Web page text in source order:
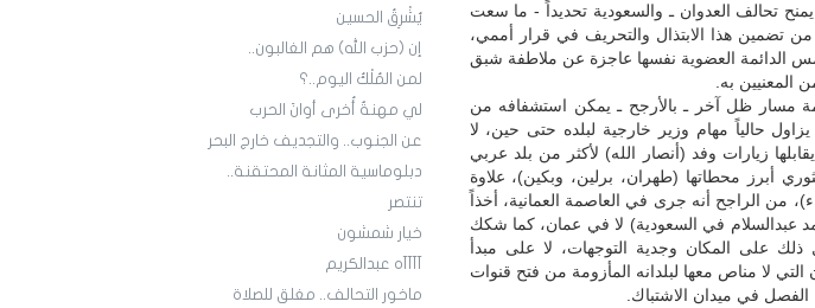
يُشْرِقُ الحسين
إن (حزب الله) هم الغالبون..
لمن المُلْكُ اليوم..؟
لي مهنةٌ أُخرى أوانَ الحرب
عن الجنوب.. والتجديف خارج البحر
دبلوماسية المثانة المحتقنة..
تنتصر
خيار شمشون
آآآآه عبدالكريم
ماخور التحالف.. مغلق للصلاة
تحالف العدوان ـ والسعودية تحديداً - ما سعت
من تضمين هذا الابتذال والتحريف في قرار أممي،
الدائمة العضوية نفسها عاجزة عن ملاطفة شبق
المعنيين به.
مسار ظل آخر ـ بالأرجح ـ يمكن استشفافه من
حالياً مهام وزير خارجية لبلده حتى حين، لا
زيارات وفد (أنصار الله) لأكثر من بلد عربي
أبرز محطاتها (طهران، برلين، وبكين)، علاوة
من الراجح أنه جرى في العاصمة العمانية، أخذاً
عبدالسلام في السعودية) لا في عمان، كما شكك
على المكان وجدية التوجهات، لا على مبدأ
لا مناص معها لبلدانه المأزومة من فتح قنوات
في ميدان الاشتباك.